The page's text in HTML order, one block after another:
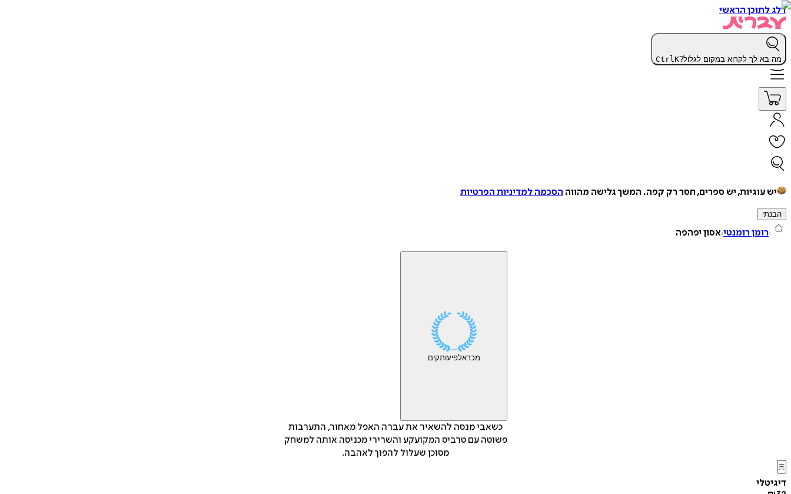
דלג לתוכן הראשי
מה בא לך לקרוא במקום לגלול? CtrlK
יש עוגיות, יש ספרים, חסר רק קפה. המשך גלישה מהווה הסכמה למדיניות הפרטיות
הבנתי
רומן רומנטי אסון יפהפה
מכראלפיעותקים
כשאבי מנסה להשאיר את עברה האפל מאחור, התערבות
פשוטה עם טרביס המקועקע והשרירי מכניסה אותה למשחק
מסוכן שעלול להפוך לאהבה.
דיגיטלי